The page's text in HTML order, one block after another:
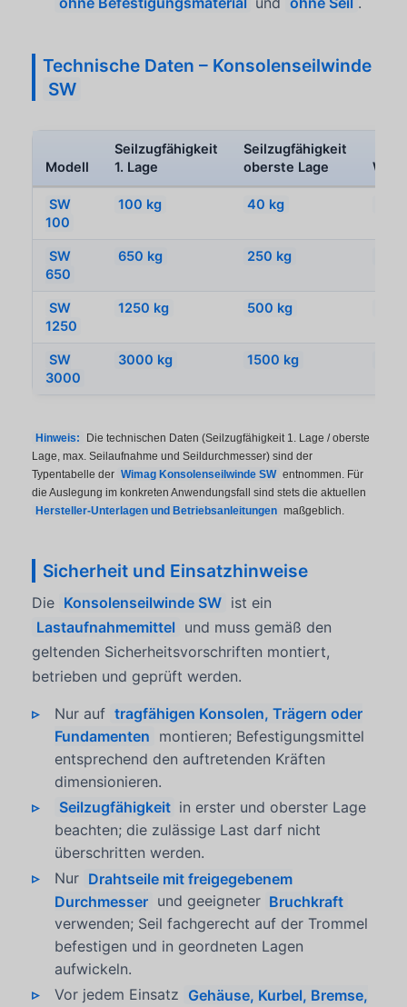
Technische Daten – Konsolenseilwinde
SW
Modell
Seilzugfähigkeit
1. Lage
Seilzugfähigkeit
oberste Lage
SW
100
100 kg 40 kg
SW
650
650 kg 250 kg
SW
1250
1250 kg 500 kg
SW
3000
3000 kg 1500 kg
Hinweis:
Die technischen Daten (Seilzugfähigkeit 1. Lage / oberste
Lage, max. Seilaufnahme und Seildurchmesser) sind der
Typentabelle der Wimag Konsolenseilwinde SW entnommen. Für
die Auslegung im konkreten Anwendungsfall sind stets die aktuellen
Hersteller-Unterlagen und Betriebsanleitungen maßgeblich.
Sicherheit und Einsatzhinweise
Die Konsolenseilwinde SW ist ein
Lastaufnahmemittel und muss gemäß den
geltenden Sicherheitsvorschriften montiert,
betrieben und geprüft werden.
Nur auf tragfähigen Konsolen, Trägern oder
Fundamenten montieren; Befestigungsmittel
entsprechend den auftretenden Kräften
dimensionieren.
Seilzugfähigkeit in erster und oberster Lage
beachten; die zulässige Last darf nicht
überschritten werden.
Nur Drahtseile mit freigegebenem
Durchmesser und geeigneter Bruchkraft
verwenden; Seil fachgerecht auf der Trommel
befestigen und in geordneten Lagen
aufwickeln.
Vor jedem Einsatz Gehäuse, Kurbel, Bremse,